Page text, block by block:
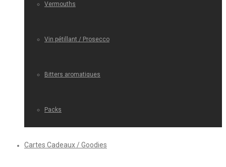
Vermouths
Vin pétillant / Prosecco
Bitters aromatiques
Packs
Cartes Cadeaux / Goodies